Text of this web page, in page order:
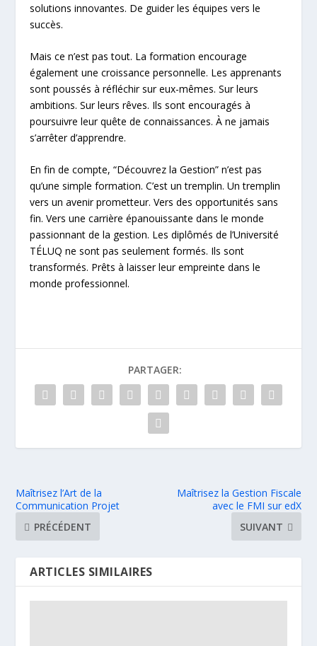
solutions innovantes. De guider les équipes vers le
succès.
Mais ce n’est pas tout. La formation encourage
également une croissance personnelle. Les apprenants
sont poussés à réfléchir sur eux-mêmes. Sur leurs
ambitions. Sur leurs rêves. Ils sont encouragés à
poursuivre leur quête de connaissances. À ne jamais
s’arrêter d’apprendre.
En fin de compte, “Découvrez la Gestion” n’est pas
qu’une simple formation. C’est un tremplin. Un tremplin
vers un avenir prometteur. Vers des opportunités sans
fin. Vers une carrière épanouissante dans le monde
passionnant de la gestion. Les diplômés de l’Université
TÉLUQ ne sont pas seulement formés. Ils sont
transformés. Prêts à laisser leur empreinte dans le
monde professionnel.
PARTAGER:
Maîtrisez l’Art de la
Communication Projet
PRÉCÉDENT
Maîtrisez la Gestion Fiscale
avec le FMI sur edX
SUIVANT
ARTICLES SIMILAIRES